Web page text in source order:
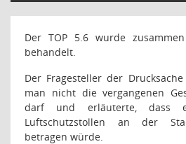
Der TOP 5.6 wurde
behandelt.
Der Fragesteller der
man nicht die vergangenen
darf und erläuterte, dass
Luftschutzstollen an der
betragen würde.